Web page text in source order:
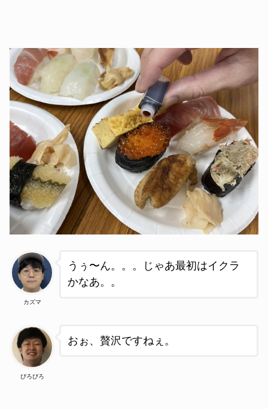
カズマ
うぅ〜ん。。。じゃあ最初はイクラ
かなあ。 。
ぴろぴろ
おぉ、贅沢ですねぇ。